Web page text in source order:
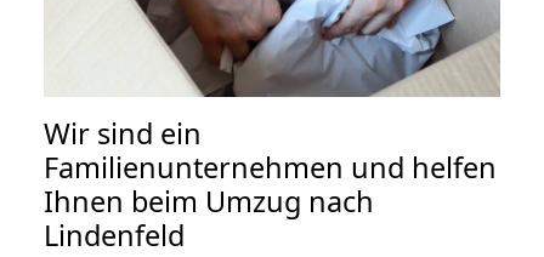
Wir sind ein
Familienunternehmen und helfen
Ihnen beim Umzug nach
Lindenfeld